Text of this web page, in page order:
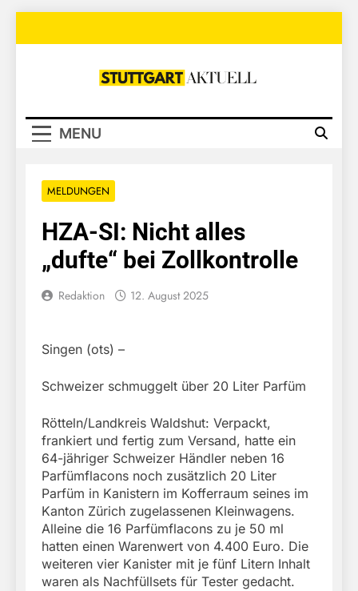
Stuttgart
MENU
MELDUNGEN
HZA-SI: Nicht alles
„dufte“ bei Zollkontrolle
Redaktion 12. August 2025
Singen (ots) –
Schweizer schmuggelt über 20 Liter Parfüm
Rötteln/Landkreis Waldshut: Verpackt,
frankiert und fertig zum Versand, hatte ein
64-jähriger Schweizer Händler neben 16
Parfümflacons noch zusätzlich 20 Liter
Parfüm in Kanistern im Kofferraum seines im
Kanton Zürich zugelassenen Kleinwagens.
Alleine die 16 Parfümflacons zu je 50 ml
hatten einen Warenwert von 4.400 Euro. Die
weiteren vier Kanister mit je fünf Litern Inhalt
waren als Nachfüllsets für Tester gedacht.